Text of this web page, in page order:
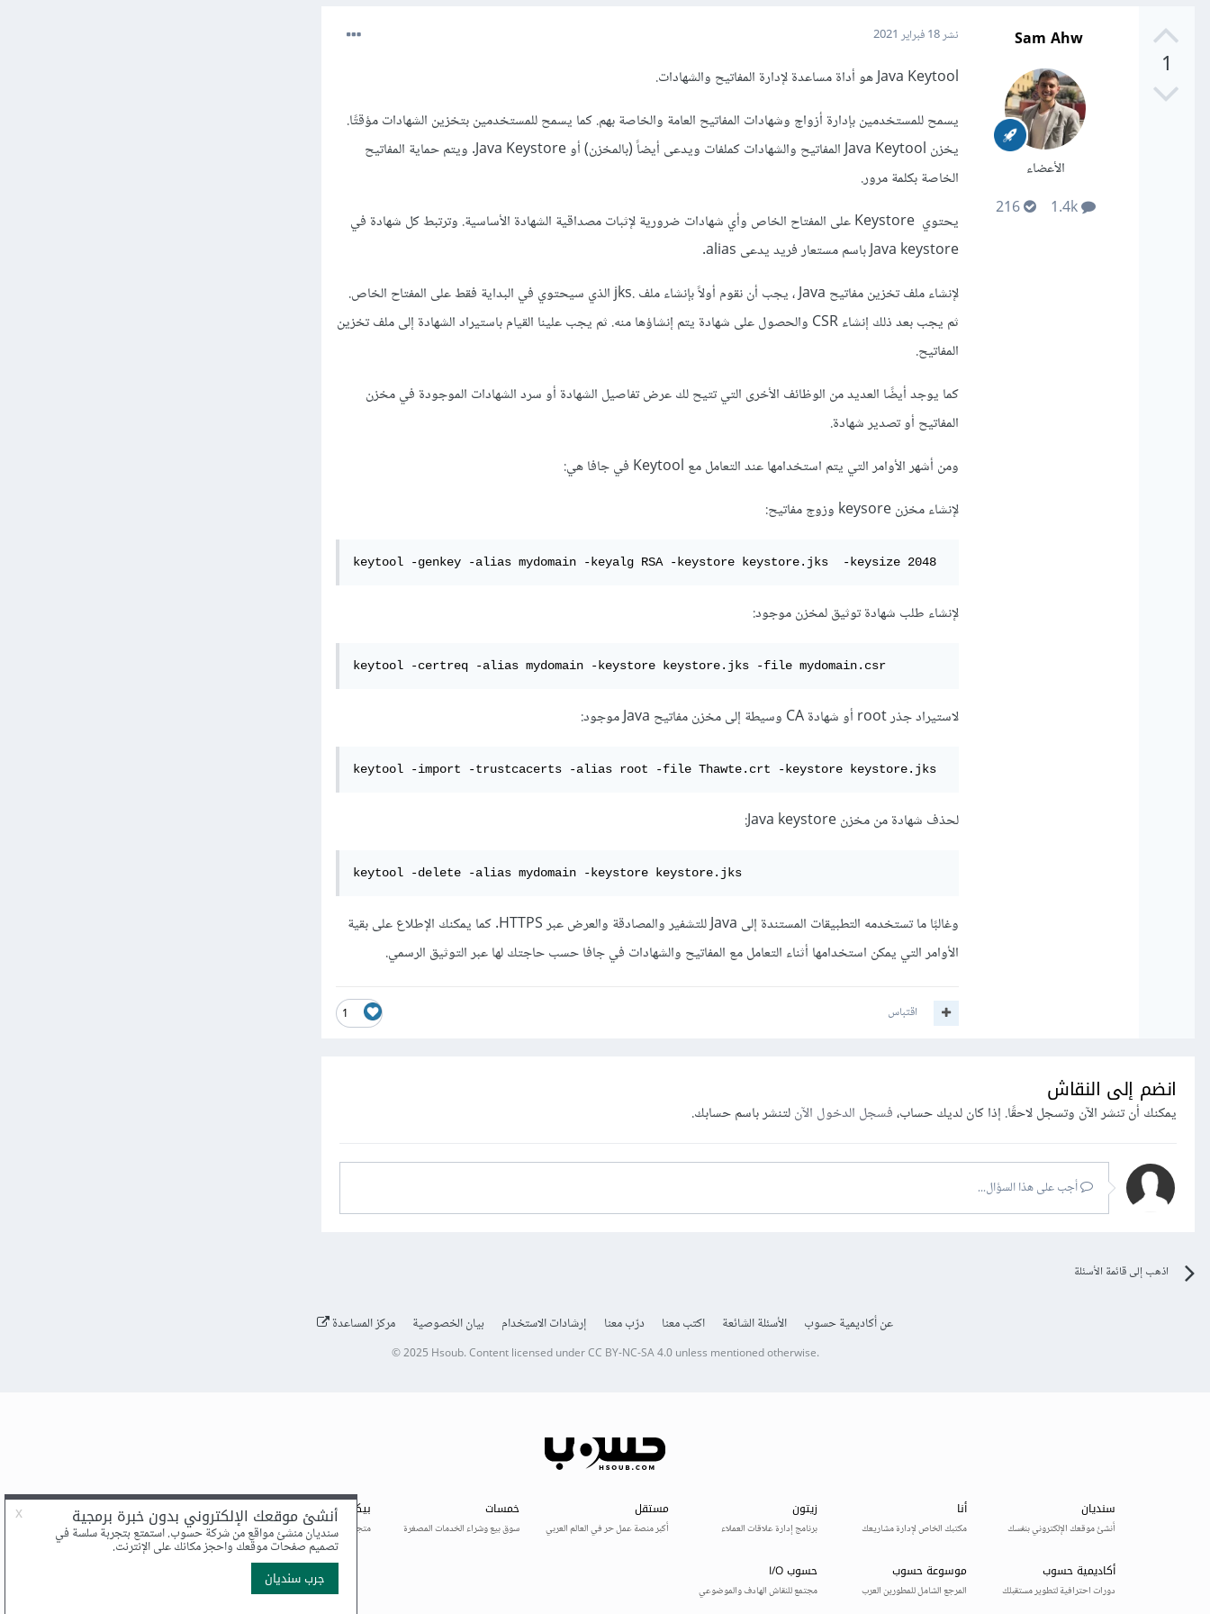
1
Sam Ahw
الأعضاء
1.4k
216
نشر18 فبراير 2021
Java Keytool هو أداة مساعدة لإدارة المفاتيح والشهادات.
يسمح للمستخدمين بإدارة أزواج وشهادات المفاتيح العامة والخاصة بهم. كما يسمح للمستخدمين بتخزين الشهادات مؤقتًا.
يخزن Java Keytool المفاتيح والشهادات كملفات ويدعى أيضاً (بالمخزن) أو Java Keystore. ويتم حماية المفاتيح
الخاصة بكلمة مرور.
يحتوي Keystore على المفتاح الخاص وأي شهادات ضرورية لإثبات مصداقية الشهادة الأساسية. وترتبط كل شهادة في
Java keystore باسم مستعار فريد يدعى alias.
لإنشاء ملف تخزين مفاتيح Java ، يجب أن نقوم أولاً بإنشاء ملف .jks الذي سيحتوي في البداية فقط على المفتاح الخاص.
ثم يجب بعد ذلك إنشاء CSR والحصول على شهادة يتم إنشاؤها منه. ثم يجب علينا القيام باستيراد الشهادة إلى ملف تخزين
المفاتيح.
كما يوجد أيضًا العديد من الوظائف الأخرى التي تتيح لك عرض تفاصيل الشهادة أو سرد الشهادات الموجودة في مخزن
المفاتيح أو تصدير شهادة.
ومن أشهر الأوامر التي يتم استخدامها عند التعامل مع Keytool في جافا هي:
لإنشاء مخزن keysore وزوج مفاتيح:
keytool -genkey -alias mydomain -keyalg RSA -keystore keystore.jks  -keysize 2048
لإنشاء طلب شهادة توثيق لمخزن موجود:
keytool -certreq -alias mydomain -keystore keystore.jks -file mydomain.csr
لاستيراد جذر root أو شهادة CA وسيطة إلى مخزن مفاتيح Java موجود:
keytool -import -trustcacerts -alias root -file Thawte.crt -keystore keystore.jks
لحذف شهادة من مخزن Java keystore:
keytool -delete -alias mydomain -keystore keystore.jks
وغالبًا ما تستخدمه التطبيقات المستندة إلى Java للتشفير والمصادقة والعرض عبر HTTPS. كما يمكنك الإطلاع على بقية
الأوامر التي يمكن استخدامها أثناء التعامل مع المفاتيح والشهادات في جافا حسب حاجتك لها عبر التوثيق الرسمي.
1 اقتباس
انضم إلى النقاش
يمكنك أن تنشر الآن وتسجل لاحقًا. إذا كان لديك حساب،فسجل الدخول الآنلتنشر باسم حسابك.
أجب على هذا السؤال...
اذهب إلى قائمة الأسئلة
عن أكاديمية حسوب الأسئلة الشائعة اكتب معنا درّب معنا إرشادات الاستخدام بيان الخصوصية مركز المساعدة
© 2025 Hsoub.Content licensed underCC BY-NC-SA 4.0unless mentioned otherwise.